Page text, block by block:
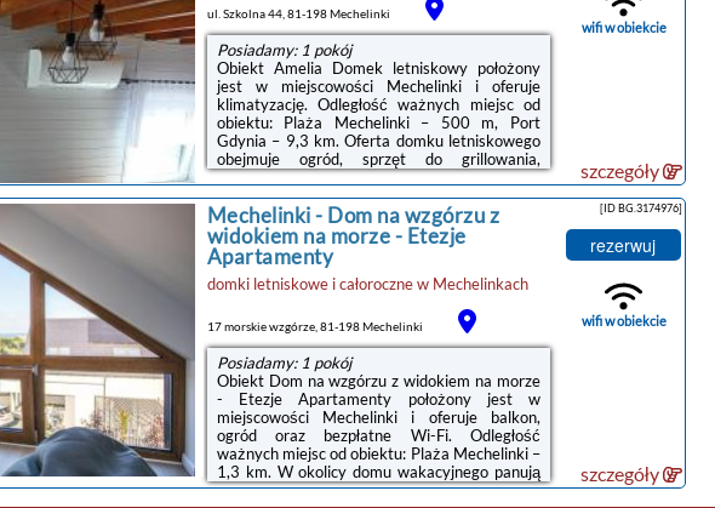
prywatna łazienka z prysznicem i suszarką do
włosów. ...
ul. Szkolna 44, 81-198 Mechelinki
Posiadamy: 1 pokój
Obiekt Amelia Domek letniskowy położony
jest w miejscowości Mechelinki i oferuje
klimatyzację. Odległość ważnych miejsc od
obiektu: Plaża Mechelinki – 500 m, Port
Gdynia – 9,3 km. Oferta domku letniskowego
obejmuje ogród, sprzęt do grillowania,
bezpłatne Wi-Fi oraz bezpłatny prywatny
parking.W domku letniskowym zapewniono
taras, kilka sypialni (2), salon z telewizorem z
płaskim ekranem, kuchnię ze standardowym
wyposażeniem, takim jak lodówka i
zmywarka, a także łazienkę (1) z prysznicem.
Goście mogą podziwiać widok na ogród. W
wifi w obiekcie
szczegóły
Mechelinki- Dom na wzgórzu z
widokiem na morze - Etezje
Apartamenty
domki letniskowe i całorocznew Mechelinkach
17 morskie wzgórze, 81-198 Mechelinki
Posiadamy: 1 pokój
Obiekt Dom na wzgórzu z widokiem na morze
- Etezje Apartamenty położony jest w
miejscowości Mechelinki i oferuje balkon,
ogród oraz bezpłatne Wi-Fi. Odległość
ważnych miejsc od obiektu: Plaża Mechelinki –
1,3 km. W okolicy domu wakacyjnego panują
doskonałe warunki do uprawiania trekkingu i
[ID BG.3174976]
rezerwuj
wifi w obiekcie
szczegóły